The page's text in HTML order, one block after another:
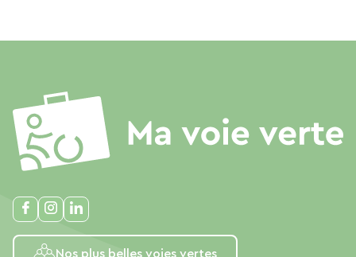
Nos plus belles voies vertes